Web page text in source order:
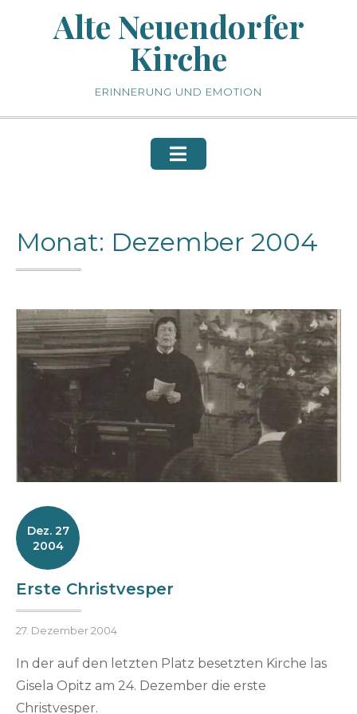
Alte Neuendorfer
Kirche
ERINNERUNG UND EMOTION
Monat: Dezember 2004
Dez. 27
2004
Erste Christvesper
B
h
e
n
Posted
27. Dezember 2004
In der auf den letzten Platz besetzten Kirche las
Gisela Opitz am 24. Dezember die erste
Christvesper.